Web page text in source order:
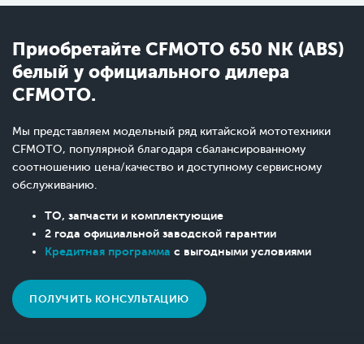
Приобретайте CFMOTO 650 NK (ABS)
белый у официального дилера
CFMOTO.
Мы представляем модельный ряд китайской мототехники
CFMOTO, популярной благодаря сбалансированному
соотношению цена/качество и доступному сервисному
обслуживанию.
ТО, запчасти и комплектующие
2 года официальной заводской гарантии
Кредитная программа с выгодными условиями
ПОЛУЧИТЬ КОНСУЛЬТАЦИЮ